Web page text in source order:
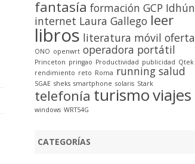
fantasía formación GCP Idhún
internet Laura Gallego leer
libros literatura móvil oferta
ONO openwrt operadora portátil
Princeton pringao Productividad publicidad Qtek
rendimiento reto Roma running salud
SGAE sheks smartphone solaris Stark
telefonía turismoviajes
windows WRT54G
CATEGORÍAS